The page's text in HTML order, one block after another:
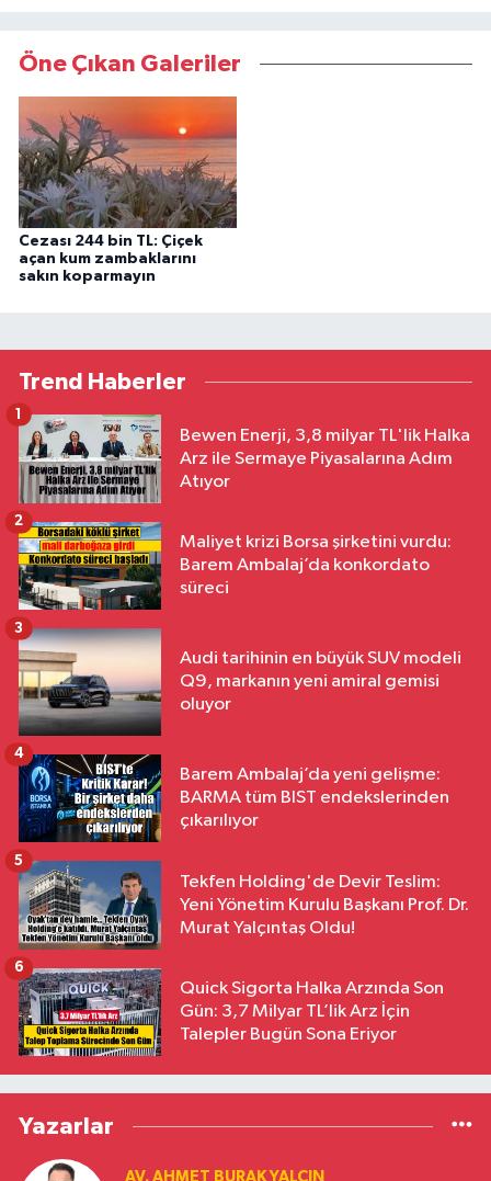
Öne Çıkan Galeriler
Cezası 244 bin TL: Çiçek
açan kum zambaklarını
sakın koparmayın
Trend Haberler
Bewen Enerji, 3,8 milyar TL'lik Halka
Arz ile Sermaye Piyasalarına Adım
Atıyor
1
Maliyet krizi Borsa şirketini vurdu:
Barem Ambalaj’da konkordato
süreci
2
Audi tarihinin en büyük SUV modeli
Q9, markanın yeni amiral gemisi
oluyor
3
Barem Ambalaj’da yeni gelişme:
BARMA tüm BIST endekslerinden
çıkarılıyor
4
Tekfen Holding'de Devir Teslim:
Yeni Yönetim Kurulu Başkanı Prof. Dr.
Murat Yalçıntaş Oldu!
5
Quick Sigorta Halka Arzında Son
Gün: 3,7 Milyar TL’lik Arz İçin
Talepler Bugün Sona Eriyor
6
Yazarlar
AV. AHMET BURAK YALÇIN